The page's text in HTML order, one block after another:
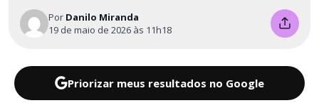
Por Danilo Miranda
19 de maio de 2026 às 11h18
Priorizar meus resultados no Google